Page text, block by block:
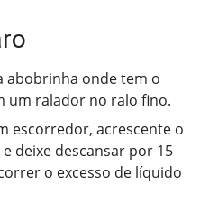
abobrinha onde tem o
um ralador no ralo fino.
escorredor, acrescente o
deixe descansar por 15
o excesso de líquido